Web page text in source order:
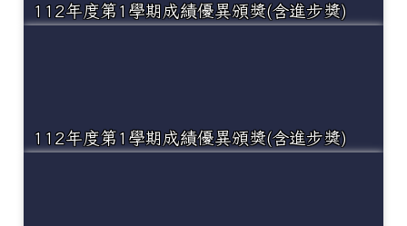
112年度第1學期成績優異頒獎(含進步獎)
112年度第1學期成績優異頒獎(含進步獎)